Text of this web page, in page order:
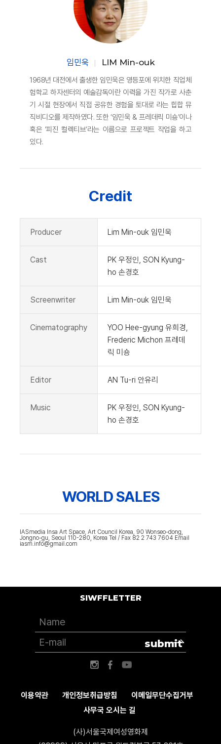
임민욱 LIM Min-ouk
1968년 대전에서 출생한 임민욱은 영등포에 위치한 직업체
험학교 하자센터의 예술감독이란 이력을 가진 작가로 사춘
기 시절 현장에서 직접 공유한 경험을 토대로 라는 힙합 뮤
직비디오를 제작하였다. 또한 ‘임민욱 & 프레데릭 미숑’이나
혹은 ‘피진 컬렉티브’라는 이름으로 프로젝트 작업을 하고
있다.
Credit
Producer Lim Min-ouk 임민욱
Cast
PK 우정인, SON Kyung-
ho 손경호
Screenwriter Lim Min-ouk 임민욱
Cinematography
YOO Hee-gyung 유희경,
Frederic Michon 프레데
릭 미숑
Editor AN Tu-ri 안유리
Music
PK 우정인, SON Kyung-
ho 손경호
WORLD SALES
IASmedia Insa Art Space, Art Council Korea, 90 Wonseo-dong,
Jongno-gu, Seoul 110-280, Korea Tel / Fax 82 2 743 7604 Email
iasm.info@gmail.com
이용약관 개인정보취급방침
이메일무단수집거부
사무국 오시는 길
(사)서울국제여성영화제
SIWFFLETTER
submit